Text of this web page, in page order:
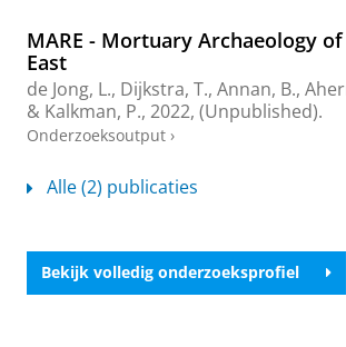
MARE - Mortuary Archaeology
East
de Jong, L., Dijkstra, T., Annan, B.,
& Kalkman, P., 2022, (Unpublished).
Onderzoeksoutput ›
Alle (2) publicaties
Bekijk volledig onderzoeksprofiel